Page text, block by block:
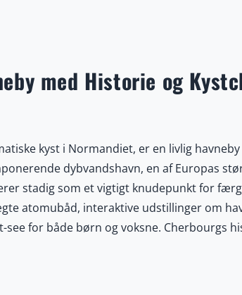
med Historie og
kyst i Normandiet, er en livlig
dybvandshavn, en af Europas
stadig som et vigtigt knudepunkt for
atomubåd, interaktive udstillinger om
for både børn og voksne. Cherbourgs